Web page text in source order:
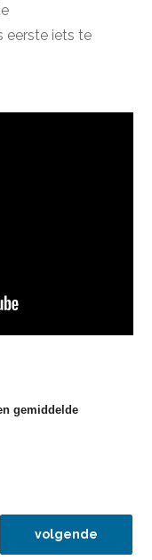
eerste iets te
gemiddelde
bombs
volgende artikel:
volgende